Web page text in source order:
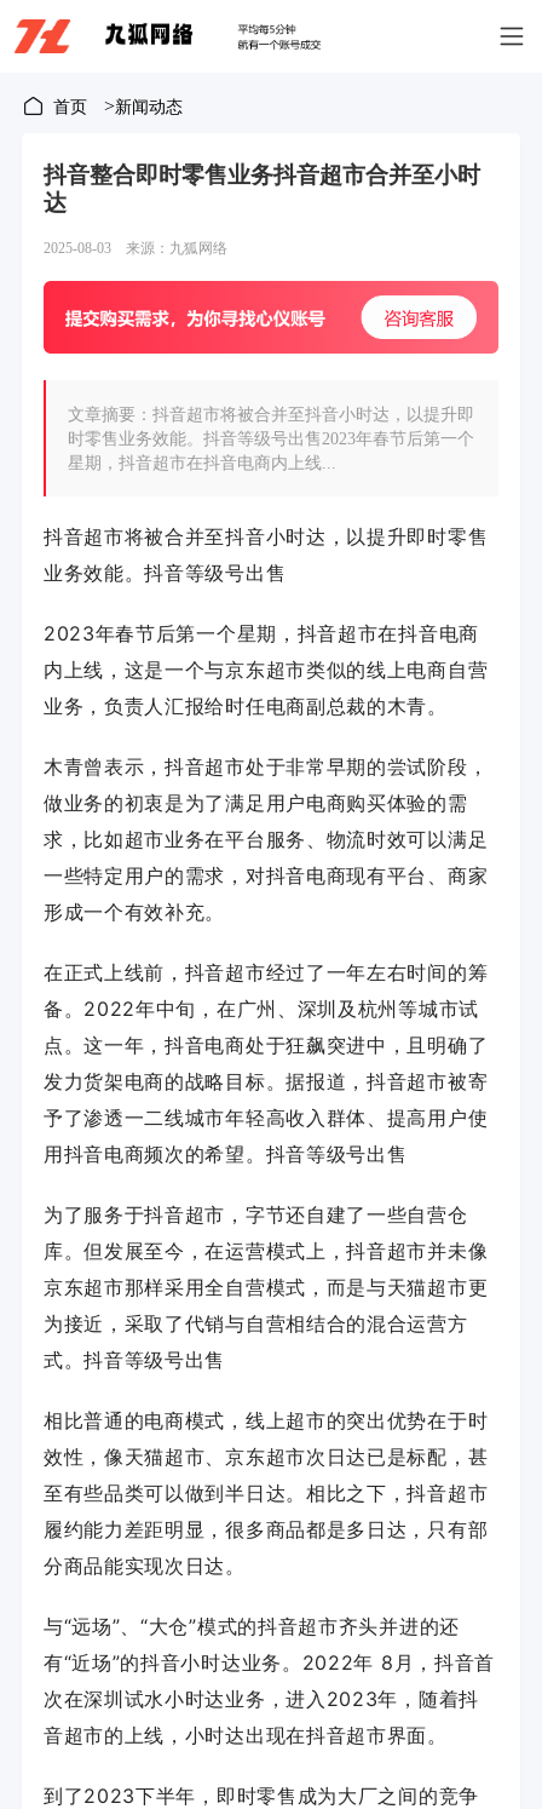
首页 >新闻动态
抖音整合即时零售业务抖音超市合并至小时
达
2025-08-03 来源：九狐网络
文章摘要：抖音超市将被合并至抖音小时达，以提升即
时零售业务效能。抖音等级号出售2023年春节后第一个
星期，抖音超市在抖音电商内上线...
抖音超市将被合并至抖音小时达，以提升即时零售
业务效能。抖音等级号出售
2023年春节后第一个星期，抖音超市在抖音电商
内上线，这是一个与京东超市类似的线上电商自营
业务，负责人汇报给时任电商副总裁的木青。
木青曾表示，抖音超市处于非常早期的尝试阶段，
做业务的初衷是为了满足用户电商购买体验的需
求，比如超市业务在平台服务、物流时效可以满足
一些特定用户的需求，对抖音电商现有平台、商家
形成一个有效补充。
在正式上线前，抖音超市经过了一年左右时间的筹
备。2022年中旬，在广州、深圳及杭州等城市试
点。这一年，抖音电商处于狂飙突进中，且明确了
发力货架电商的战略目标。据报道，抖音超市被寄
予了渗透一二线城市年轻高收入群体、提高用户使
用抖音电商频次的希望。 抖音等级号出售
为了服务于抖音超市，字节还自建了一些自营仓
库。但发展至今，在运营模式上，抖音超市并未像
京东超市那样采用全自营模式，而是与天猫超市更
为接近，采取了代销与自营相结合的混合运营方
式。抖音等级号出售
相比普通的电商模式，线上超市的突出优势在于时
效性，像天猫超市、京东超市次日达已是标配，甚
至有些品类可以做到半日达。相比之下，抖音超市
履约能力差距明显，很多商品都是多日达，只有部
分商品能实现次日达。
与“远场”、“大仓”模式的抖音超市齐头并进的还
有“近场”的抖音小时达业务。2022年 8月，抖音首
次在深圳试水小时达业务，进入2023年，随着抖
音超市的上线，小时达出现在抖音超市界面。
到了2023下半年，即时零售成为大厂之间的竞争